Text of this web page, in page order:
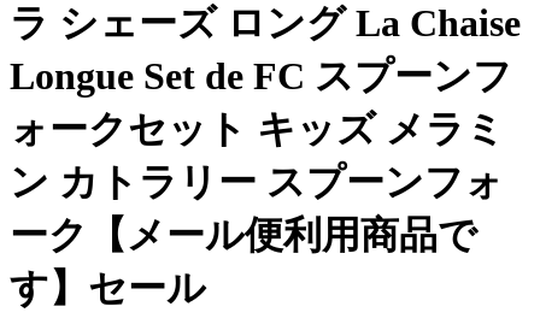
ラ シェーズ ロング La Chaise
Longue Set de FC スプーンフ
ォークセット キッズ メラミ
ン カトラリー スプーンフォ
ーク【メール便利用商品で
す】セール